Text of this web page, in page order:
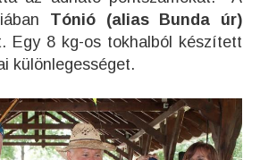
Tónió (alias Bunda úr)
Egy 8 kg-os tokhalból készített
különlegességet.